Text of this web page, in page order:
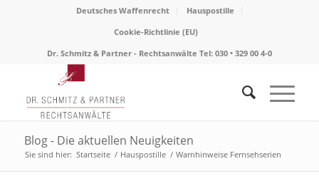
Deutsches Waffenrecht
Hauspostille
Cookie-Richtlinie (EU)
Dr. Schmitz & Partner - Rechtsanwälte Tel: 030 • 329 00 4-0
Blog - Die aktuellen Neuigkeiten
Sie sind hier: Startseite / Hauspostille / Warnhinweise Fernsehserien